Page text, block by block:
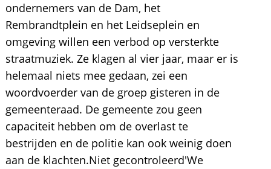
ondernemers van de Dam, het
Rembrandtplein en het Leidseplein en
omgeving willen een verbod op versterkte
straatmuziek. Ze klagen al vier jaar, maar er is
helemaal niets mee gedaan, zei een
woordvoerder van de groep gisteren in de
gemeenteraad. De gemeente zou geen
capaciteit hebben om de overlast te
bestrijden en de politie kan ook weinig doen
aan de klachten.Niet gecontroleerd'We